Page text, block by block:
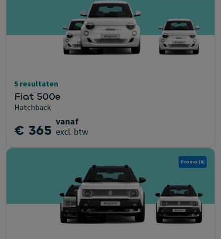
5 resultaten
Fiat 500e
Hatchback
€ 365 vanaf
excl. btw
Promo (6)